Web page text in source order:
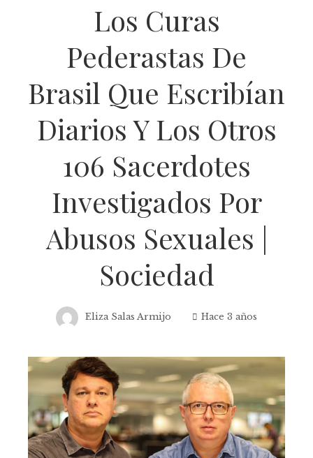
Los Curas
Pederastas De
Brasil Que Escribían
Diarios Y Los Otros
106 Sacerdotes
Investigados Por
Abusos Sexuales |
Sociedad
Eliza Salas Armijo Hace 3 años